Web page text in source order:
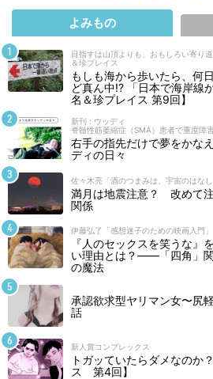
よみもの
目指すは山頂よりも、おもしろい寄り
＆珍プレイス
もしも海から歩いたら、何
ど真ん中!? 「日本で海岸線
名＆珍プレイス 第9回】
新刊 : ウッディ
脊髄性筋萎縮症（SMA）患者で重度障
右手の指先だけで夢をかな
ディの日々
佐々木亮「酒のつまみは、宇宙のはなし
満月は地震注意？ 改めて
関係
伊藤弘了「感想迷子のための映画入門」
『人のセックスを笑うな』
い理由とは？――「四角」
の魔法
承認欲求型ヤリマン女〜尻
話
新人賞コンプレックス
トガッていたらダメなのか
ス 第4回】